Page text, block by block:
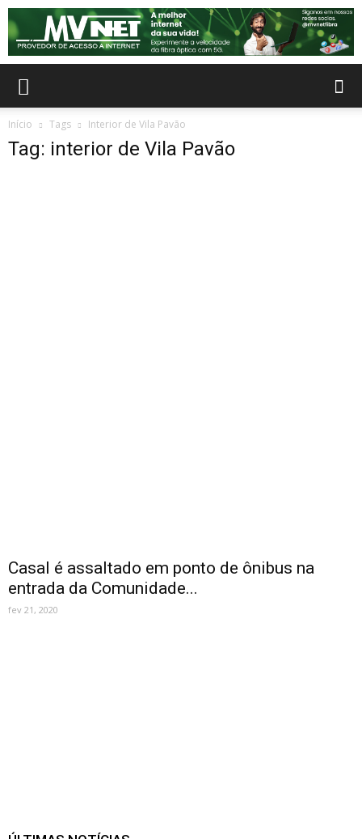
Início Tags Interior de Vila Pavão
Tag: interior de Vila Pavão
Casal é assaltado em ponto de ônibus na
entrada da Comunidade...
fev 21, 2020